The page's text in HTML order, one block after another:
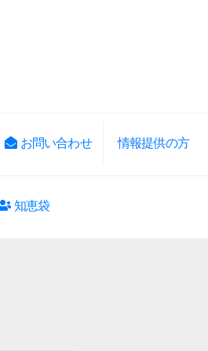
お問い合わせ 情報提供の方
知恵袋